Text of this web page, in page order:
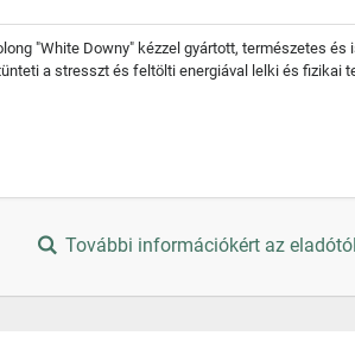
"White Downy" kézzel gyártott, természetes
a stresszt és feltölti energiával lelki és fizikai
További információkért az eladótól